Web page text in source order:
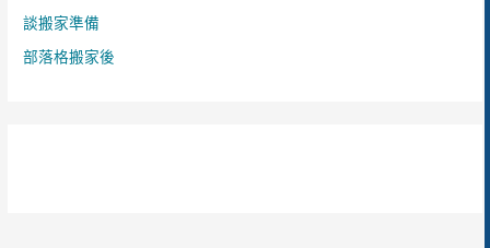
談搬家準備
部落格搬家後